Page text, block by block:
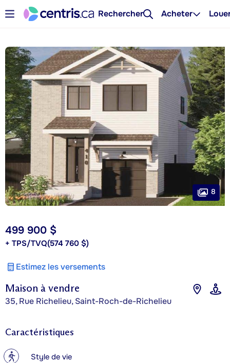
Rechercher Acheter
Maison à vendre
35, Rue Richelieu, Saint-Roch-de-Richelieu
499 900 $
+ TPS/TVQ(574 760 $)
Estimez les versements
8
Caractéristiques
? Style de vie